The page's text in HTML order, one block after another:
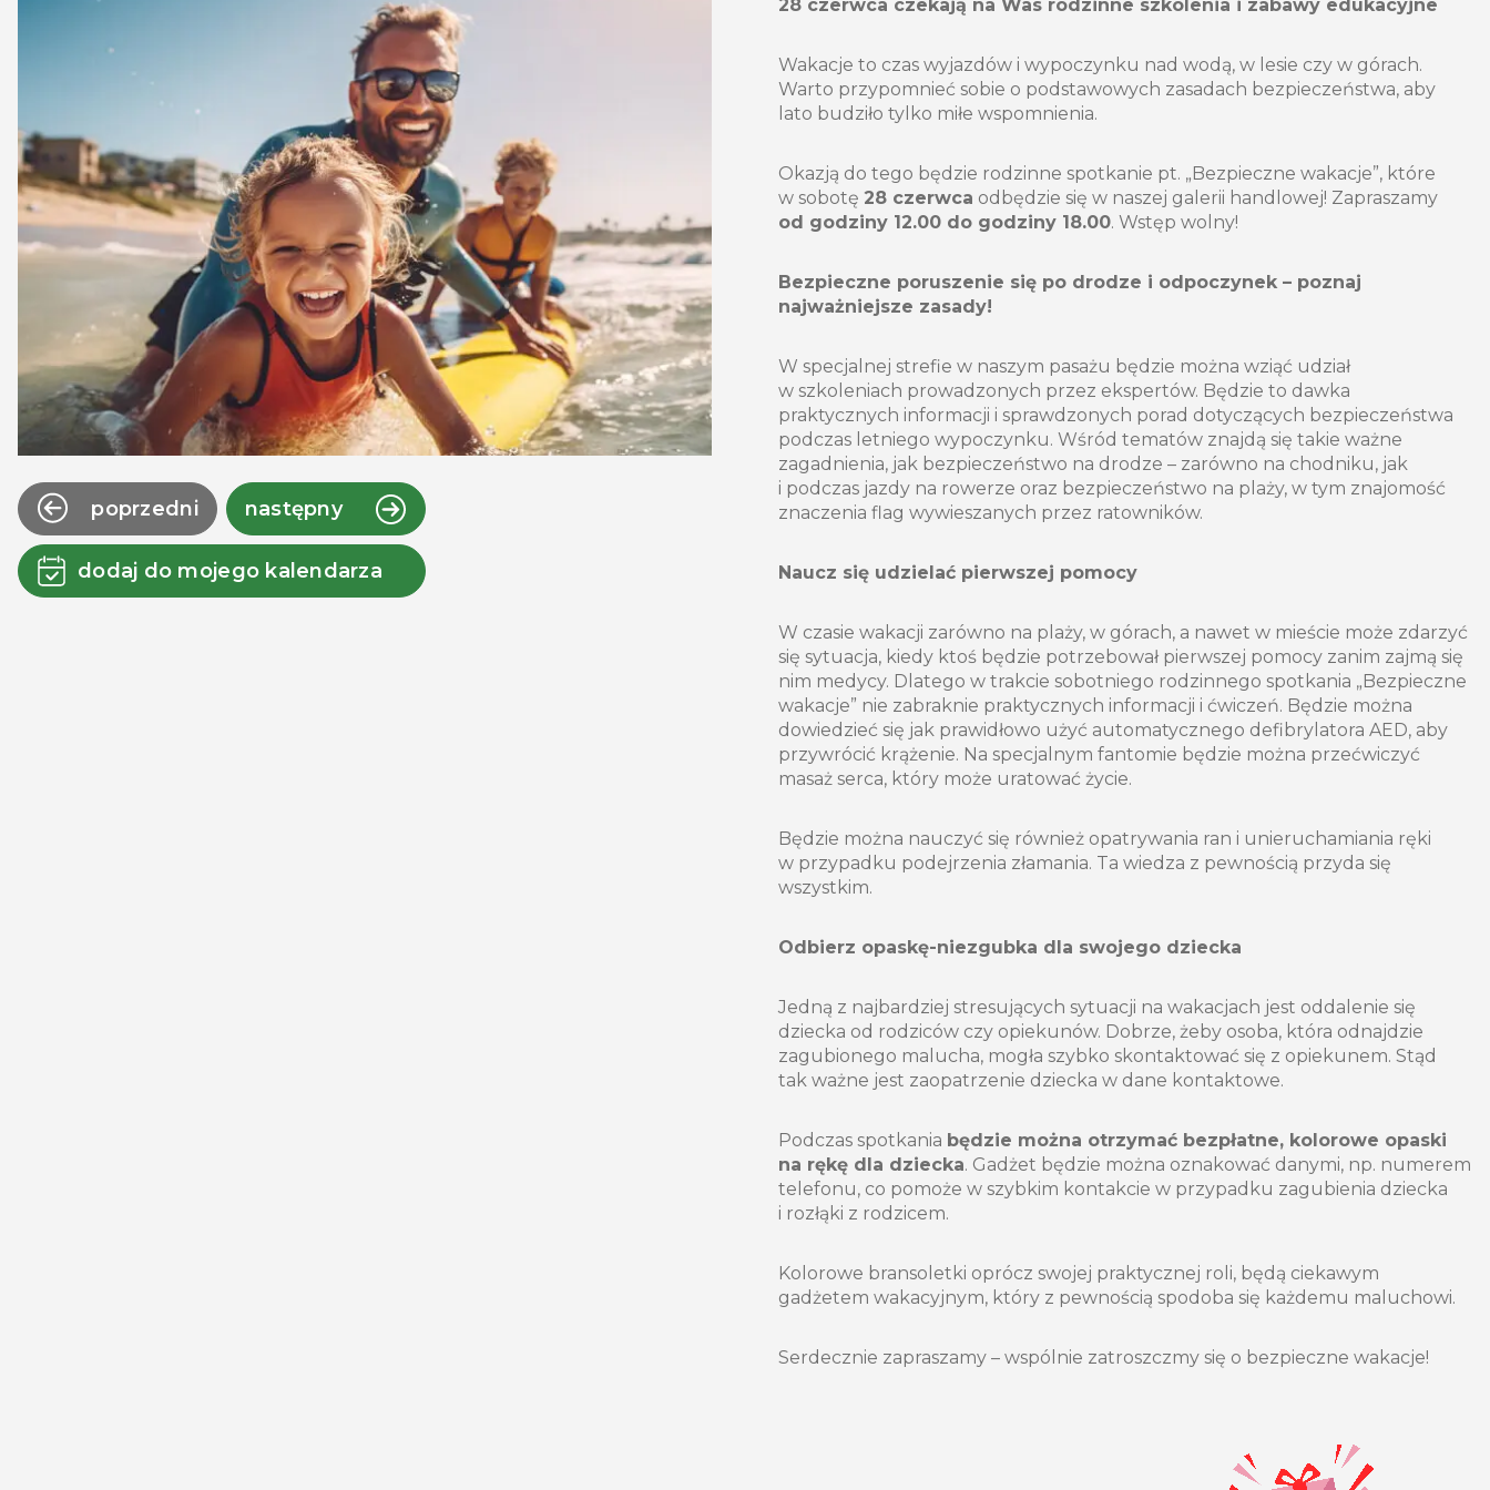
poprzedni następny
dodaj do mojego kalendarza
28 czerwca czekają na Was rodzinne szkolenia i zabawy edukacyjne
Wakacje to czas wyjazdów i wypoczynku nad wodą, w lesie czy w górach.
Warto przypomnieć sobie o podstawowych zasadach bezpieczeństwa, aby
lato budziło tylko miłe wspomnienia.
Okazją do tego będzie rodzinne spotkanie pt. „Bezpieczne wakacje”, które
w sobotę 28 czerwca odbędzie się w naszej galerii handlowej! Zapraszamy
od godziny 12.00 do godziny 18.00. Wstęp wolny!
Bezpieczne poruszenie się po drodze i odpoczynek – poznaj
najważniejsze zasady!
W specjalnej strefie w naszym pasażu będzie można wziąć udział
w szkoleniach prowadzonych przez ekspertów. Będzie to dawka
praktycznych informacji i sprawdzonych porad dotyczących bezpieczeństwa
podczas letniego wypoczynku. Wśród tematów znajdą się takie ważne
zagadnienia, jak bezpieczeństwo na drodze – zarówno na chodniku, jak
i podczas jazdy na rowerze oraz bezpieczeństwo na plaży, w tym znajomość
znaczenia flag wywieszanych przez ratowników.
Naucz się udzielać pierwszej pomocy
W czasie wakacji zarówno na plaży, w górach, a nawet w mieście może zdarzyć
się sytuacja, kiedy ktoś będzie potrzebował pierwszej pomocy zanim zajmą się
nim medycy. Dlatego w trakcie sobotniego rodzinnego spotkania „Bezpieczne
wakacje” nie zabraknie praktycznych informacji i ćwiczeń. Będzie można
dowiedzieć się jak prawidłowo użyć automatycznego defibrylatora AED, aby
przywrócić krążenie. Na specjalnym fantomie będzie można przećwiczyć
masaż serca, który może uratować życie.
Będzie można nauczyć się również opatrywania ran i unieruchamiania ręki
w przypadku podejrzenia złamania. Ta wiedza z pewnością przyda się
wszystkim.
Odbierz opaskę-niezgubka dla swojego dziecka
Jedną z najbardziej stresujących sytuacji na wakacjach jest oddalenie się
dziecka od rodziców czy opiekunów. Dobrze, żeby osoba, która odnajdzie
zagubionego malucha, mogła szybko skontaktować się z opiekunem. Stąd
tak ważne jest zaopatrzenie dziecka w dane kontaktowe.
Podczas spotkania będzie można otrzymać bezpłatne, kolorowe opaski
na rękę dla dziecka. Gadżet będzie można oznakować danymi, np. numerem
telefonu, co pomoże w szybkim kontakcie w przypadku zagubienia dziecka
i rozłąki z rodzicem.
Kolorowe bransoletki oprócz swojej praktycznej roli, będą ciekawym
gadżetem wakacyjnym, który z pewnością spodoba się każdemu maluchowi.
Serdecznie zapraszamy – wspólnie zatroszczmy się o bezpieczne wakacje!